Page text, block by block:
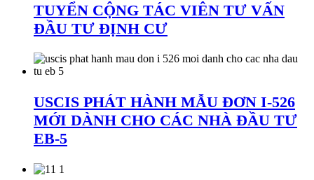
TUYỂN CỘNG TÁC VIÊN TƯ VẤN
ĐẦU TƯ ĐỊNH CƯ
USCIS PHÁT HÀNH MẪU ĐƠN I-526
MỚI DÀNH CHO CÁC NHÀ ĐẦU TƯ
EB-5